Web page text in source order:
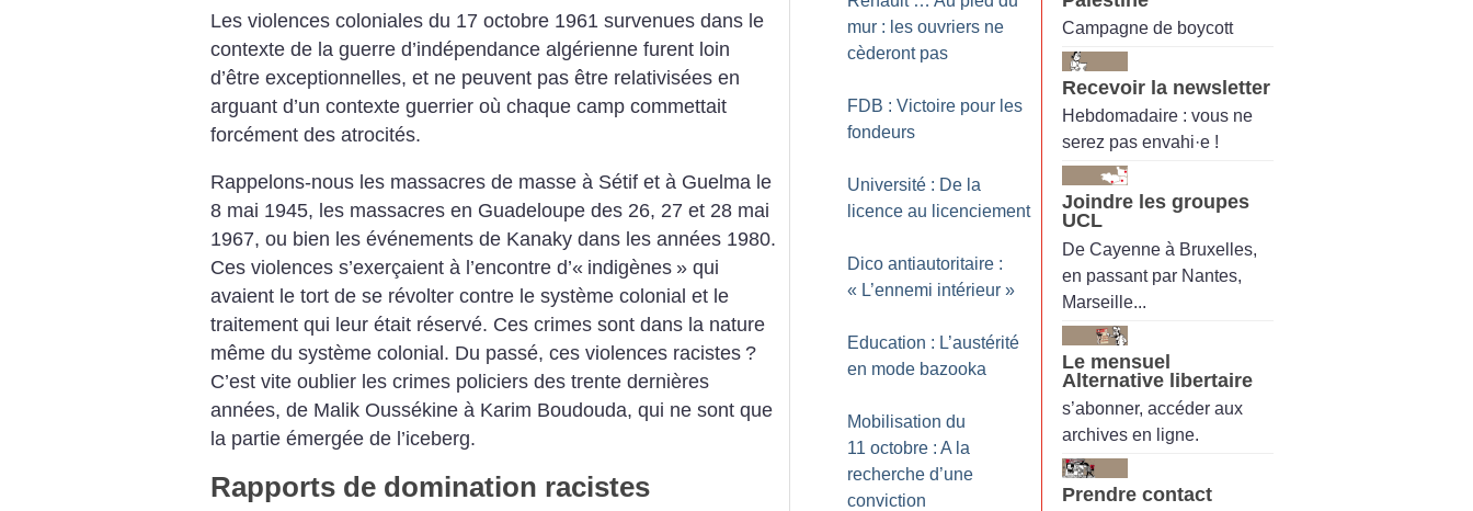
Les violences coloniales du 17 octobre 1961 survenues dans le
contexte de la guerre d’indépendance algérienne furent loin
d’être exceptionnelles, et ne peuvent pas être relativisées en
arguant d’un contexte guerrier où chaque camp commettait
forcément des atrocités.
Rappelons-nous les massacres de masse à Sétif et à Guelma le
8 mai 1945, les massacres en Guadeloupe des 26, 27 et 28 mai
1967, ou bien les événements de Kanaky dans les années 1980.
Ces violences s’exerçaient à l’encontre d’« indigènes » qui
avaient le tort de se révolter contre le système colonial et le
traitement qui leur était réservé. Ces crimes sont dans la nature
même du système colonial. Du passé, ces violences racistes ?
C’est vite oublier les crimes policiers des trente dernières
années, de Malik Oussékine à Karim Boudouda, qui ne sont que
la partie émergée de l’iceberg.
Rapports de domination racistes
mur : les ouvriers ne
cèderont pas
FDB : Victoire pour les
fondeurs
Université : De la
licence au licenciement
Dico antiautoritaire :
« L’ennemi intérieur »
Education : L’austérité
en mode bazooka
Mobilisation du
11 octobre : A la
recherche d’une
conviction
Campagne de boycott
Recevoir la newsletter
Hebdomadaire : vous ne
serez pas envahi·e !
Joindre les groupes
UCL
De Cayenne à Bruxelles,
en passant par Nantes,
Marseille...
Le mensuel
Alternative libertaire
s’abonner, accéder aux
archives en ligne.
Prendre contact